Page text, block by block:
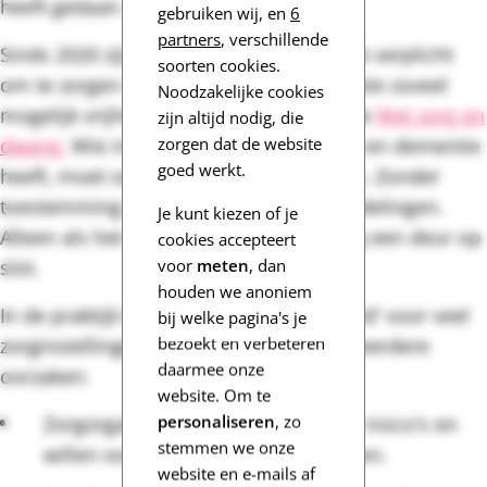
gebruiken wij, en 6
partners, verschillende
soorten cookies.
Noodzakelijke cookies
zijn altijd nodig, die
zorgen dat de website
goed werkt.
Je kunt kiezen of je
cookies accepteert
voor meten, dan
houden we anoniem
bij welke pagina's je
bezoekt en verbeteren
daarmee onze
website. Om te
personaliseren, zo
stemmen we onze
website en e-mails af
heeft gedaan.
Sinds 2020 zijn zorginstellingen wettelijk verplicht
om te zorgen dat bewoners met dementie zoveel
mogelijk vrijheid hebben. Dat staat in deWet zorg en
dwang. Wie in een zorginstelling woont en dementie
heeft, moet overdag de deur uit kunnen. Zonder
toestemming en zonder (moeilijke) handelingen.
Alleen als het echt niet anders kan, mag een deur op
slot.
In de praktijk blijkt dit 'opendeurenbeleid' voor veel
zorginstellingen nog lastig. Dat heeft meerdere
oorzaken:
Zorgorganisaties zijn bang voor de risico's en
willen vooral ongelukken voorkomen.